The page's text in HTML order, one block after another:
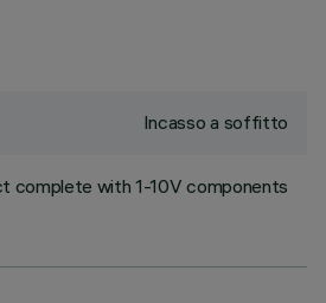
Incasso a soffitto
complete with 1-10V components